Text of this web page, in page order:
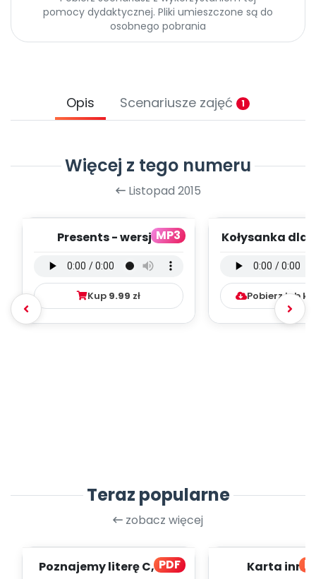
Promocje
pomocy dydaktycznej. Pliki umieszczone są do
osobnego pobrania
Opis Scenariusze zajęć 1
Więcej z tego numeru
Listopad 2015
MP3
Presents - wersja
Kup 9.99 zł
Kołysanka dla
(PD,
Pobierz lub
Teraz popularne
zobacz więcej
PDF
Poznajemy literę C, cz. 1
Karta